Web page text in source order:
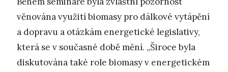
věnována využití biomasy pro dálkové vytápění
a dopravu a otázkám energetické legislativy,
která se v současné době mění. „Široce byla
diskutována také role biomasy v energetickém